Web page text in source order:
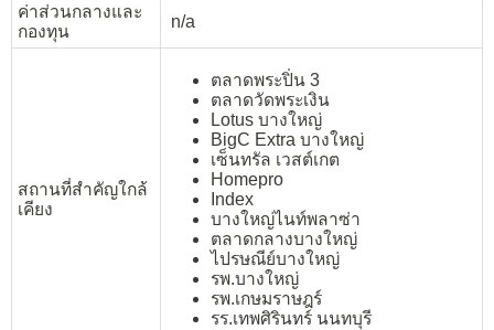
ค่าส่วนกลางและ
กองทุน
n/a
สถานที่สำคัญใกล้
เคียง
ตลาดพระปิ่น 3
ตลาดวัดพระเงิน
Lotus บางใหญ่
BigC Extra บางใหญ่
เซ็นทรัล เวสต์เกต
Homepro
Index
บางใหญ่ไนท์พลาซ่า
ตลาดกลางบางใหญ่
ไปรษณีย์บางใหญ่
รพ.บางใหญ่
รพ.เกษมราษฎร์
รร.เทพศิรินทร์ นนทบุรี